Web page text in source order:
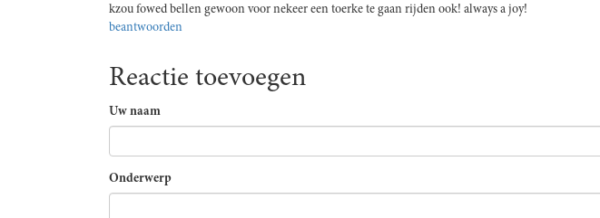
kzou fowed bellen gewoon voor nekeer een toerke te gaan rijden ook! always a joy!
beantwoorden
Reactie toevoegen
Uw naam
Onderwerp